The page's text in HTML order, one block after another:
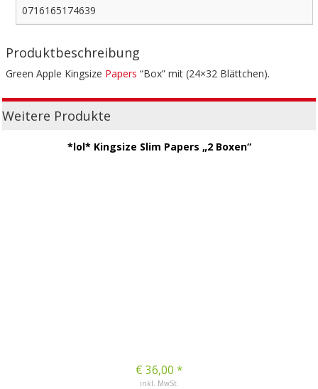
0716165174639
Produktbeschreibung
Green Apple Kingsize Papers “Box” mit (24×32 Blättchen).
Weitere Produkte
*lol* Kingsize Slim Papers „2 Boxen“
€ 36,00 *
inkl. MwSt.